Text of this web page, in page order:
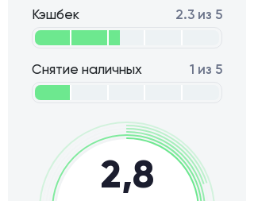
Кэшбек 2.3 из 5
Снятие наличных 1 из 5
2,8